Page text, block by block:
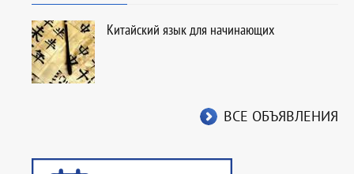
Китайский язык для начинающих
ВСЕ ОБЪЯВЛЕНИЯ